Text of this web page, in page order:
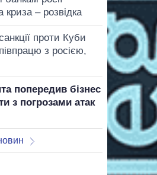
криза – розвідка
проти Куби
з росією,
попередив бізнес
з погрозами атак